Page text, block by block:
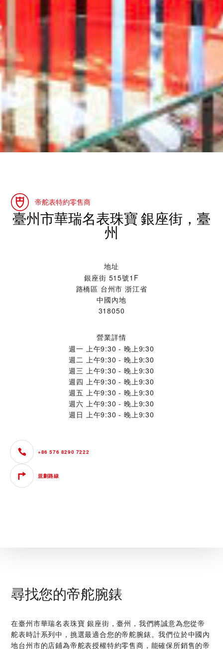
帝舵表特約零售商
‭臺州市華瑞名表珠寶 銀座街，臺
州‬
地址
銀座街 515號1F
路橋區 台州市 浙江省
中國內地
318050
營業詳情
週一 上午9:30 - 晚上9:30
週二 上午9:30 - 晚上9:30
週三 上午9:30 - 晚上9:30
週四 上午9:30 - 晚上9:30
週五 上午9:30 - 晚上9:30
週六 上午9:30 - 晚上9:30
週日 上午9:30 - 晚上9:30
+86 576 8290 7222
規劃路線
尋找您的帝舵腕錶
在‭臺州市華瑞名表珠寶 銀座街，臺州‬，我們將誠意為您從帝
舵表時計系列中，挑選最適合您的帝舵腕錶。我們位於中國內
地台州市的店鋪為帝舵表授權特約零售商，能確保所銷售的帝